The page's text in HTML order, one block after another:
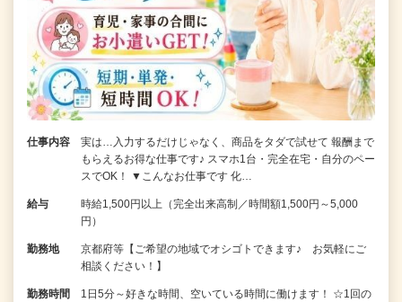
仕事内容
実は…入力するだけじゃなく、商品をタダで試せて 報酬まで
もらえるお得な仕事です♪ スマホ1台・完全在宅・自分のペー
スでOK！ ▼こんなお仕事です 化…
給与
時給1,500円以上（完全出来高制／時間額1,500円～5,000
円）
勤務地
京都府等【ご希望の地域でオシゴトできます♪ お気軽にご
相談ください！】
勤務時間
1日5分～好きな時間、空いている時間に働けます！ ☆1回の